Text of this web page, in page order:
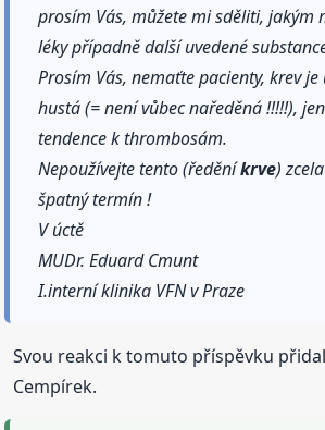
prosím Vás, můžete mi sděliti, jakým
léky případně další uvedené
Prosím Vás, nemaťte pacienty, krev
hustá (= není vůbec naředěná !!!!!),
tendence k thrombosám.
Nepoužívejte tento (ředěníkrve)
špatný termín !
V úctě
MUDr. Eduard Cmunt
I.interní klinika VFN v Praze
Svou reakci k tomuto příspěvku
Cempírek.